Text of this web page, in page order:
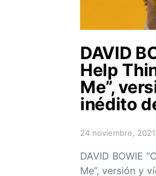
DAVID
Help
Me”,
inédito
Posted on
24 noviembre, 2021
DAVID BOWIE
Me”, versión y